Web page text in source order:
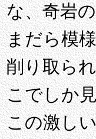
な、奇岩
まだら模
削り取ら
こでしか
この激し